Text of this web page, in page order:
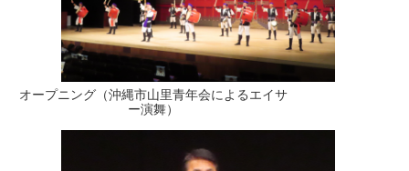
オープニング（沖縄市山里青年会によるエイサ
ー演舞）